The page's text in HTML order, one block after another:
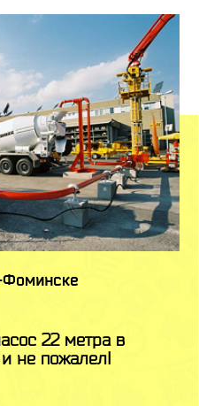
22 метра в
не пожалел!